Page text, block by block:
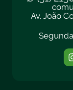
Av. João